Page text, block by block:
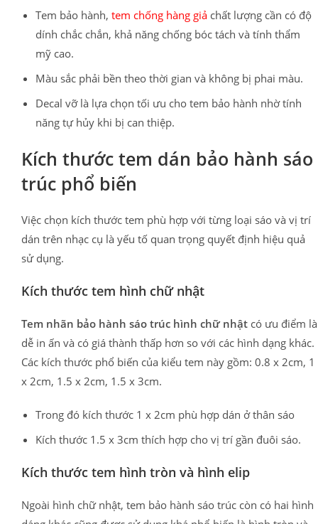
Tem bảo hành, tem chống hàng giả chất lượng cần có độ
dính chắc chắn, khả năng chống bóc tách và tính thẩm
mỹ cao.
Màu sắc phải bền theo thời gian và không bị phai màu.
Decal vỡ là lựa chọn tối ưu cho tem bảo hành nhờ tính
năng tự hủy khi bị can thiệp.
Kích thước tem dán bảo hành sáo
trúc phổ biến
Việc chọn kích thước tem phù hợp với từng loại sáo và vị trí
dán trên nhạc cụ là yếu tố quan trọng quyết định hiệu quả
sử dụng.
Kích thước tem hình chữ nhật
Tem nhãn bảo hành sáo trúc hình chữ nhật có ưu điểm là
dễ in ấn và có giá thành thấp hơn so với các hình dạng khác.
Các kích thước phổ biến của kiểu tem này gồm: 0.8 x 2cm, 1
x 2cm, 1.5 x 2cm, 1.5 x 3cm.
Trong đó kích thước 1 x 2cm phù hợp dán ở thân sáo
Kích thước 1.5 x 3cm thích hợp cho vị trí gần đuôi sáo.
Kích thước tem hình tròn và hình elip
Ngoài hình chữ nhật, tem bảo hành sáo trúc còn có hai hình